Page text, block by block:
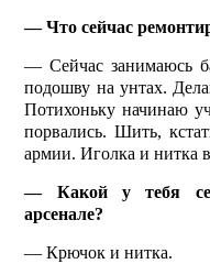
— Что сейчас
— Сейчас занимаюсь
подошву на унтах.
Потихоньку начинаю
порвались. Шить,
армии. Иголка и нитка
— Какой у тебя
арсенале?
— Крючок и нитка.